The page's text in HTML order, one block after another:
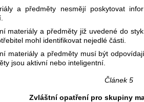
a předměty nesmějí poskytovat
materiály a předměty již uvedené do
mohl identifikovat nejedlé části.
materiály a předměty musí být
jsou aktivní nebo inteligentní.
Článek 5
Zvláštní opatření pro skupiny